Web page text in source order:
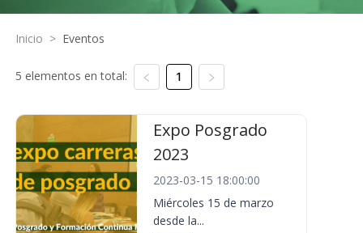
Inicio > Eventos
5 elementos en total: 1
Expo Posgrado
2023
2023-03-15 18:00:00
Miércoles 15 de marzo
desde la...